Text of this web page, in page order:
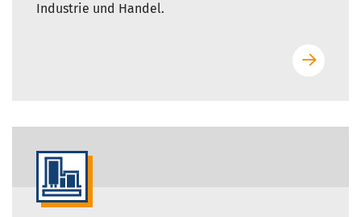
Industrie und Handel.